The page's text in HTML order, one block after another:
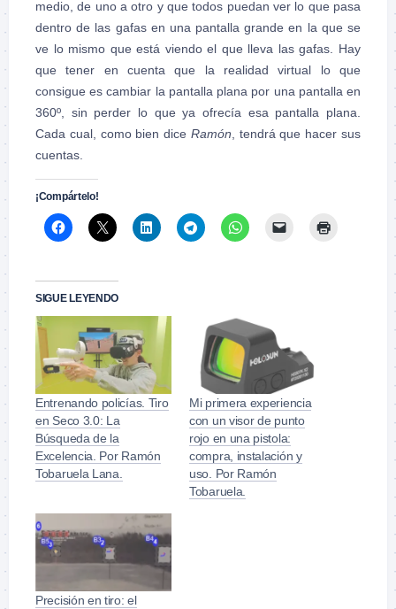
medio, de uno a otro y que todos puedan ver lo que pasa
dentro de las gafas en una pantalla grande en la que se
ve lo mismo que está viendo el que lleva las gafas. Hay
que tener en cuenta que la realidad virtual lo que
consigue es cambiar la pantalla plana por una pantalla en
360º, sin perder lo que ya ofrecía esa pantalla plana.
Cada cual, como bien dice Ramón , tendrá que hacer sus
cuentas.
¡Compártelo!
SIGUE LEYENDO
Entrenando policías. Tiro
en Seco 3.0: La
Búsqueda de la
Excelencia. Por Ramón
Tobaruela Lana.
Mi primera experiencia
con un visor de punto
rojo en una pistola:
compra, instalación y
uso. Por Ramón
Tobaruela.
Precisión en tiro: el